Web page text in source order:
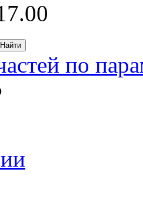
Найти
по